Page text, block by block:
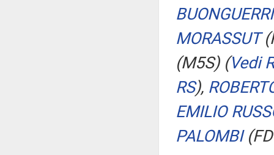
MORASSUT
(M5S) (Vedi
RS),
EMILIO
PALOMBI